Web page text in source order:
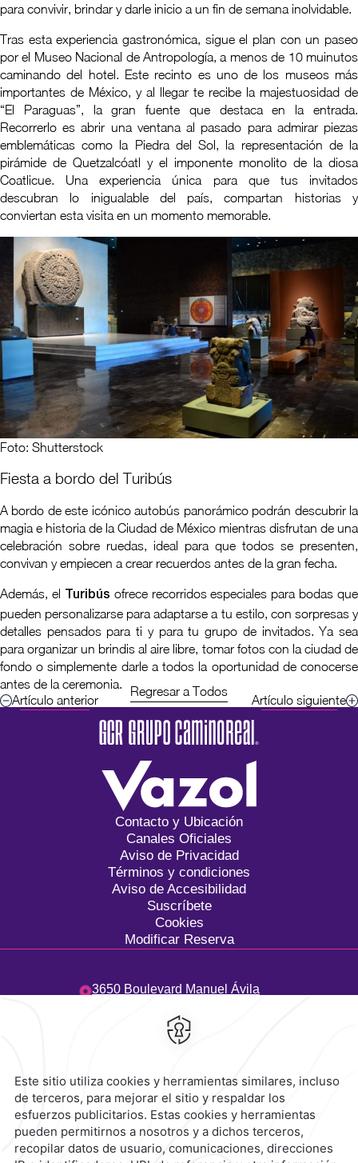
para convivir, brindar y darle inicio a un fin de semana inolvidable.
Tras esta experiencia gastronómica, sigue el plan con un paseo
por el Museo Nacional de Antropología, a menos de 10 muinutos
caminando del hotel. Este recinto es uno de los museos más
importantes de México, y al llegar te recibe la majestuosidad de
“El Paraguas”, la gran fuente que destaca en la entrada.
Recorrerlo es abrir una ventana al pasado para admirar piezas
emblemáticas como la Piedra del Sol, la representación de la
pirámide de Quetzalcóatl y el imponente monolito de la diosa
Coatlicue. Una experiencia única para que tus invitados
descubran lo inigualable del país, compartan historias y
conviertan esta visita en un momento memorable.
Foto: Shutterstock
Fiesta a bordo del Turibús
A bordo de este icónico autobús panorámico podrán descubrir la
magia e historia de la Ciudad de México mientras disfrutan de una
celebración sobre ruedas, ideal para que todos se presenten,
convivan y empiecen a crear recuerdos antes de la gran fecha.
Además, el Turibús ofrece recorridos especiales para bodas que
pueden personalizarse para adaptarse a tu estilo, con sorpresas y
detalles pensados para ti y para tu grupo de invitados. Ya sea
para organizar un brindis al aire libre, tomar fotos con la ciudad de
fondo o simplemente darle a todos la oportunidad de conocerse
antes de la ceremonia.
Artículo anterior
Regresar a Todos
Artículo siguiente
Contacto y Ubicación
Canales Oficiales
Aviso de Privacidad
Términos y condiciones
Aviso de Accesibilidad
Suscríbete
Cookies
Modificar Reserva
3650 Boulevard Manuel Ávila
Boca del Río, Mexico
229 923 5500
contacto@caminoreal.com
reservaciones@caminoreal.com